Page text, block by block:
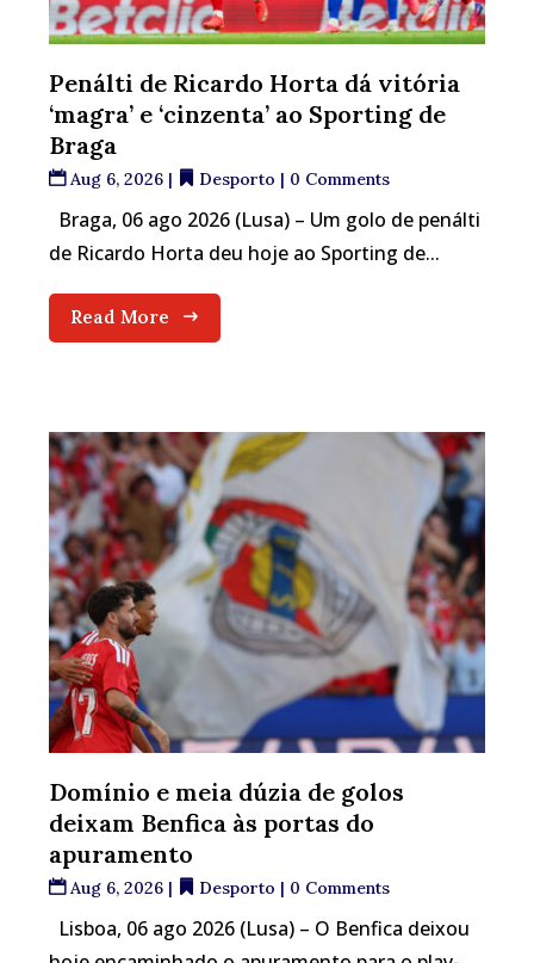
Penálti de Ricardo Horta dá vitória
‘magra’ e ‘cinzenta’ ao Sporting de
Braga
Aug 6, 2026 | Desporto | 0 Comments
Braga, 06 ago 2026 (Lusa) – Um golo de penálti
de Ricardo Horta deu hoje ao Sporting de...
Read More
Domínio e meia dúzia de golos
deixam Benfica às portas do
apuramento
Aug 6, 2026 | Desporto | 0 Comments
Lisboa, 06 ago 2026 (Lusa) – O Benfica deixou